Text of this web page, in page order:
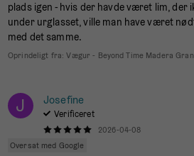
plads igen - hvis der havde været lim, der
under urglasset, ville man have været
med det samme.
Oprindeligt fra:Vægur - Beyond Time Madera
J Josefine
Verificeret
2026-04-08
Oversat med Google